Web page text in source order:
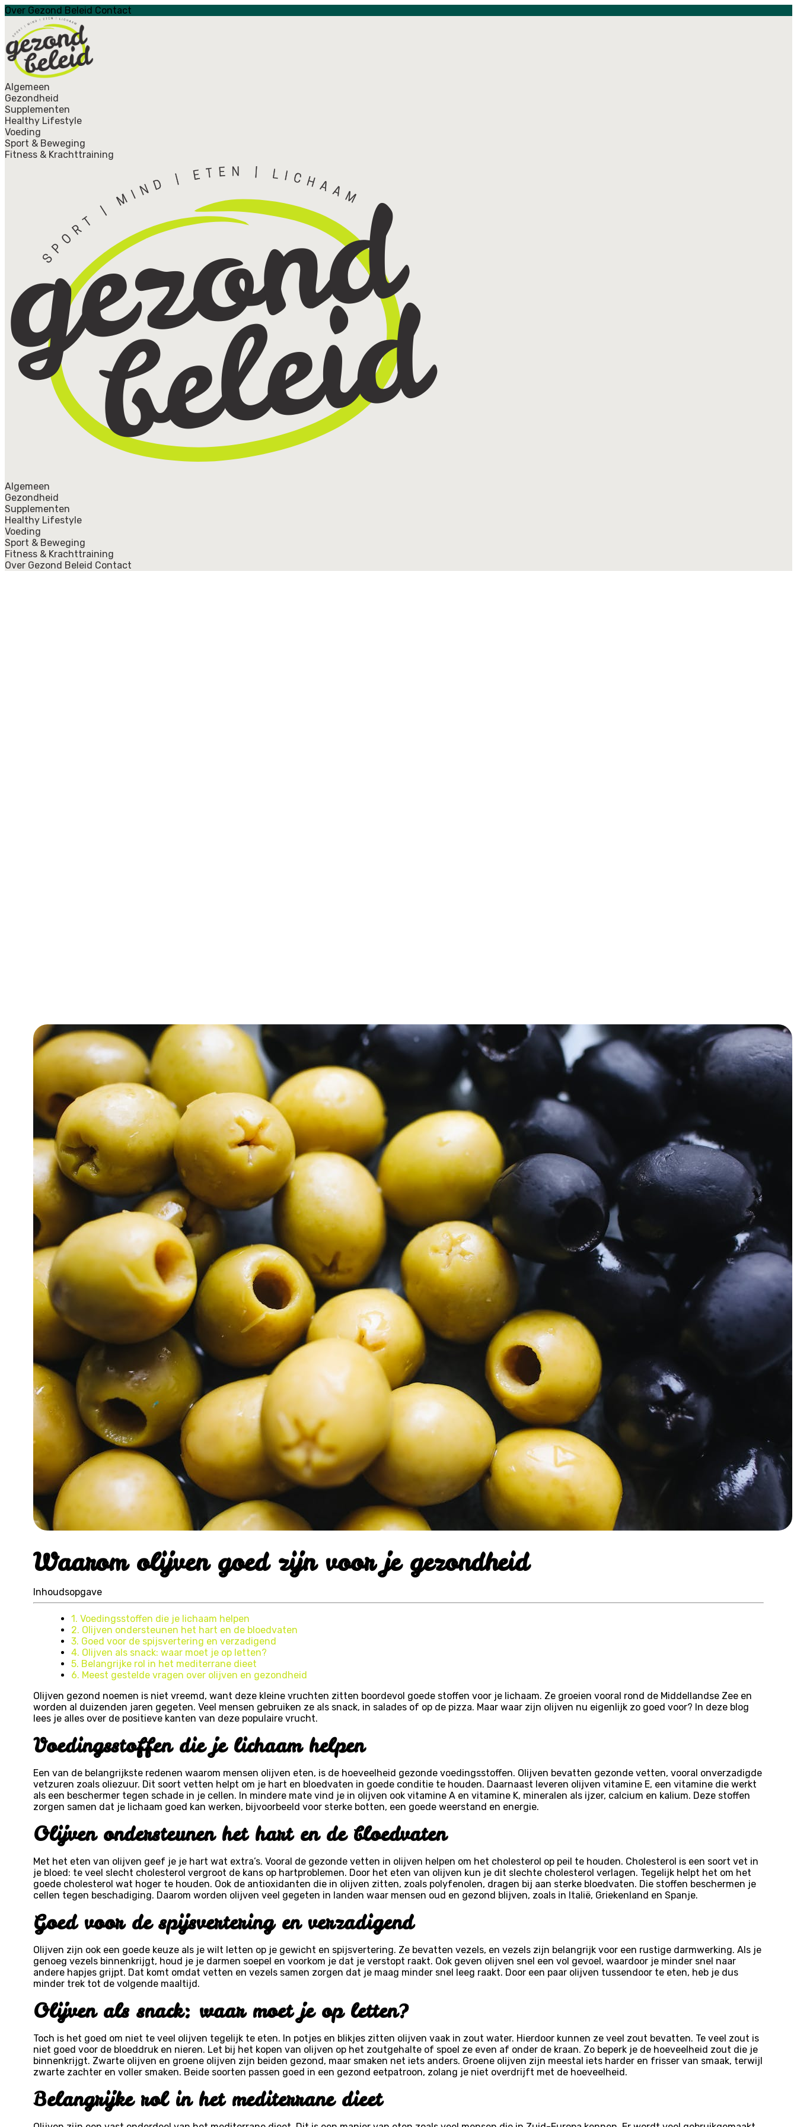
Over Gezond Beleid Contact
Algemeen
Gezondheid
Supplementen
Healthy Lifestyle
Voeding
Sport & Beweging
Fitness & Krachttraining
Algemeen
Gezondheid
Supplementen
Healthy Lifestyle
Voeding
Sport & Beweging
Fitness & Krachttraining
Over Gezond Beleid Contact
Waarom olijven goed zijn voor je gezondheid
Inhoudsopgave
1. Voedingsstoffen die je lichaam helpen
2. Olijven ondersteunen het hart en de bloedvaten
3. Goed voor de spijsvertering en verzadigend
4. Olijven als snack: waar moet je op letten?
5. Belangrijke rol in het mediterrane dieet
6. Meest gestelde vragen over olijven en gezondheid
Olijven gezond noemen is niet vreemd, want deze kleine vruchten zitten boordevol goede stoffen voor je lichaam. Ze groeien vooral rond de Middellandse Zee en
worden al duizenden jaren gegeten. Veel mensen gebruiken ze als snack, in salades of op de pizza. Maar waar zijn olijven nu eigenlijk zo goed voor? In deze blog
lees je alles over de positieve kanten van deze populaire vrucht.
Voedingsstoffen die je lichaam helpen
Een van de belangrijkste redenen waarom mensen olijven eten, is de hoeveelheid gezonde voedingsstoffen. Olijven bevatten gezonde vetten, vooral onverzadigde
vetzuren zoals oliezuur. Dit soort vetten helpt om je hart en bloedvaten in goede conditie te houden. Daarnaast leveren olijven vitamine E, een vitamine die werkt
als een beschermer tegen schade in je cellen. In mindere mate vind je in olijven ook vitamine A en vitamine K, mineralen als ijzer, calcium en kalium. Deze stoffen
zorgen samen dat je lichaam goed kan werken, bijvoorbeeld voor sterke botten, een goede weerstand en energie.
Olijven ondersteunen het hart en de bloedvaten
Met het eten van olijven geef je je hart wat extra’s. Vooral de gezonde vetten in olijven helpen om het cholesterol op peil te houden. Cholesterol is een soort vet in
je bloed: te veel slecht cholesterol vergroot de kans op hartproblemen. Door het eten van olijven kun je dit slechte cholesterol verlagen. Tegelijk helpt het om het
goede cholesterol wat hoger te houden. Ook de antioxidanten die in olijven zitten, zoals polyfenolen, dragen bij aan sterke bloedvaten. Die stoffen beschermen je
cellen tegen beschadiging. Daarom worden olijven veel gegeten in landen waar mensen oud en gezond blijven, zoals in Italië, Griekenland en Spanje.
Goed voor de spijsvertering en verzadigend
Olijven zijn ook een goede keuze als je wilt letten op je gewicht en spijsvertering. Ze bevatten vezels, en vezels zijn belangrijk voor een rustige darmwerking. Als je
genoeg vezels binnenkrijgt, houd je je darmen soepel en voorkom je dat je verstopt raakt. Ook geven olijven snel een vol gevoel, waardoor je minder snel naar
andere hapjes grijpt. Dat komt omdat vetten en vezels samen zorgen dat je maag minder snel leeg raakt. Door een paar olijven tussendoor te eten, heb je dus
minder trek tot de volgende maaltijd.
Olijven als snack: waar moet je op letten?
Toch is het goed om niet te veel olijven tegelijk te eten. In potjes en blikjes zitten olijven vaak in zout water. Hierdoor kunnen ze veel zout bevatten. Te veel zout is
niet goed voor de bloeddruk en nieren. Let bij het kopen van olijven op het zoutgehalte of spoel ze even af onder de kraan. Zo beperk je de hoeveelheid zout die je
binnenkrijgt. Zwarte olijven en groene olijven zijn beiden gezond, maar smaken net iets anders. Groene olijven zijn meestal iets harder en frisser van smaak, terwijl
zwarte zachter en voller smaken. Beide soorten passen goed in een gezond eetpatroon, zolang je niet overdrijft met de hoeveelheid.
Belangrijke rol in het mediterrane dieet